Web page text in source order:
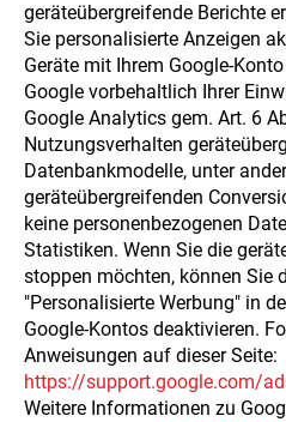
geräteübergreifende Berichte
Sie personalisierte Anzeigen
Geräte mit Ihrem Google-
Google vorbehaltlich Ihrer
Google Analytics gem. Art. 6
Nutzungsverhalten
Datenbankmodelle, unter
geräteübergreifenden
keine personenbezogenen
Statistiken. Wenn Sie die
stoppen möchten, können Sie
"Personalisierte Werbung" in
Google-Kontos deaktivieren.
Anweisungen auf dieser Seite:
https://support.google.com/
Weitere Informationen zu